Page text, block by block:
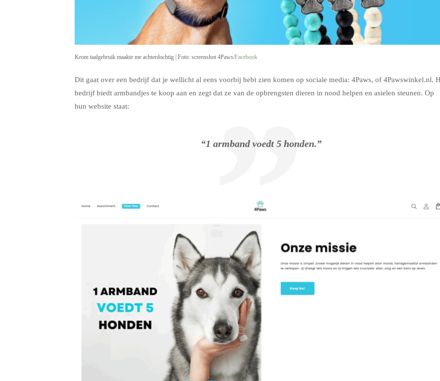
Krom taalgebruik maakte me achterdochtig | Foto: screenshot 4Paws/Facebook
Dit gaat over een bedrijf dat je wellicht al eens voorbij hebt zien komen op sociale media: 4Paws, of 4Pawswinkel.nl.
bedrijf biedt armbandjes te koop aan en zegt dat ze van de opbrengsten dieren in nood helpen en asielen steunen. Op
hun website staat:
“1 armband voedt 5 honden.”